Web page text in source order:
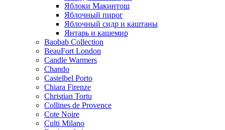
Яблоки Макинтош
Яблочный пирог
Яблочный сидр и каштаны
Янтарь и кашемир
Baobab Collection
BeauFort London
Candle Warmers
Chando
Castelbel Porto
Chiara Firenze
Christian Tortu
Collines de Provence
Cote Noire
Culti Milano